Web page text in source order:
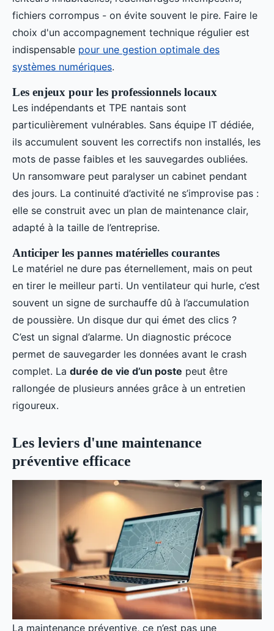
fichiers corrompus - on évite souvent le pire. Faire le
choix d'un accompagnement technique régulier est
indispensable pour une gestion optimale des
systèmes numériques.
Les enjeux pour les professionnels locaux
Les indépendants et TPE nantais sont
particulièrement vulnérables. Sans équipe IT dédiée,
ils accumulent souvent les correctifs non installés, les
mots de passe faibles et les sauvegardes oubliées.
Un ransomware peut paralyser un cabinet pendant
des jours. La continuité d’activité ne s’improvise pas :
elle se construit avec un plan de maintenance clair,
adapté à la taille de l’entreprise.
Anticiper les pannes matérielles courantes
Le matériel ne dure pas éternellement, mais on peut
en tirer le meilleur parti. Un ventilateur qui hurle, c’est
souvent un signe de surchauffe dû à l’accumulation
de poussière. Un disque dur qui émet des clics ?
C’est un signal d’alarme. Un diagnostic précoce
permet de sauvegarder les données avant le crash
complet. La durée de vie d’un poste peut être
rallongée de plusieurs années grâce à un entretien
rigoureux.
Les leviers d'une maintenance
préventive efficace
La maintenance préventive, ce n’est pas une